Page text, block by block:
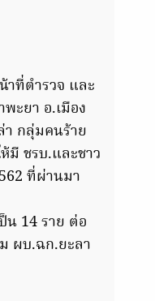
ที่ตำรวจ และ
ะยา อ.เมือง
า กลุ่มคนร้าย
มี ชรบ.และชาว
ที่ผ่านมา
น 14 ราย ต่อ
ผบ.ฉก.ยะลา